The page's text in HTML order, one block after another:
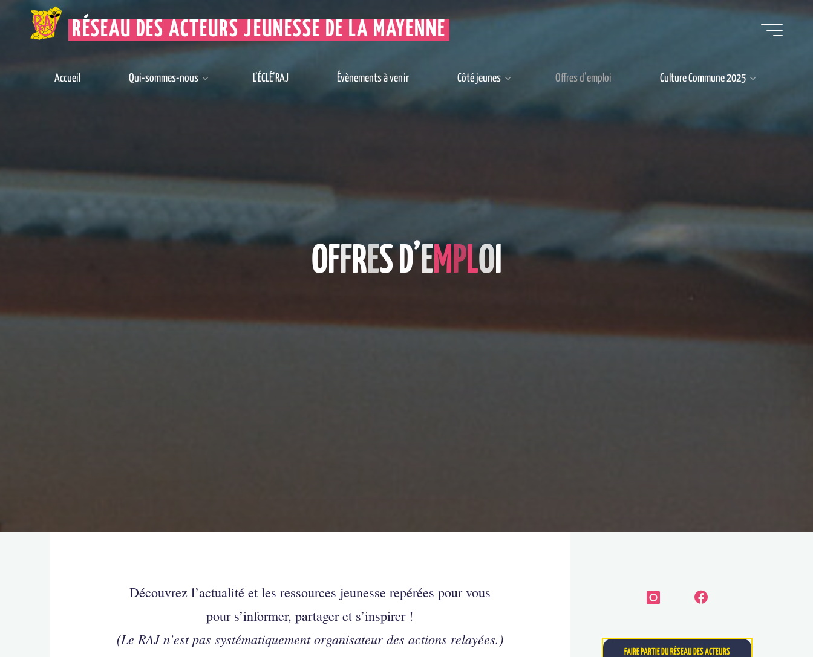
RÉSEAU DES ACTEURS JEUNESSE DE LA MAYENNE
Accueil Qui-sommes-nous L’ÉCLÉ’RAJ Évènements à venir Côté jeunes Offres d’emploi Culture Commune 2025
OFFRES D’EMPLOI
Découvrez l’actualité et les ressources jeunesse repérées pour vous
pour s’informer, partager et s’inspirer !
(Le RAJ n’est pas systématiquement organisateur des actions relayées.)
FAIRE PARTIE DU RÉSEAU DES ACTEURS